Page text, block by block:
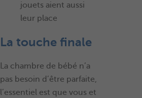
jouets aient aussi
leur place
La touche finale
La chambre de bébé n’a
pas besoin d’être parfaite,
l’essentiel est que vous et